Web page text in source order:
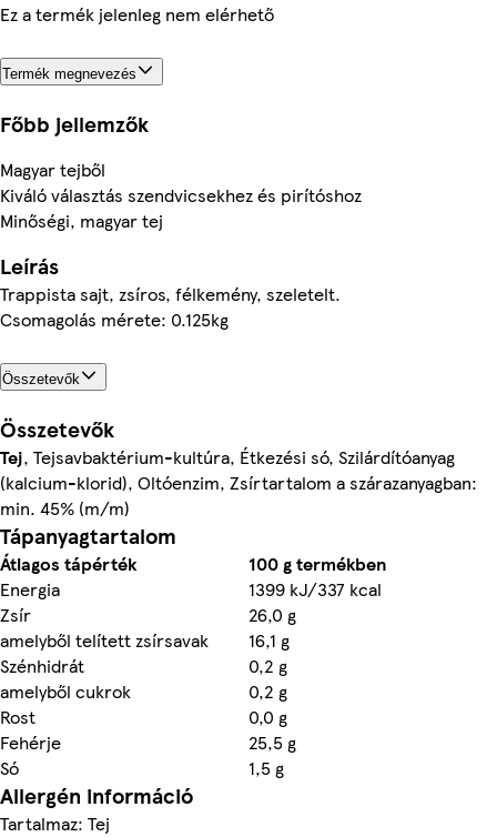
Ez a termék jelenleg nem elérhető
Termék megnevezés
Főbb jellemzők
Magyar tejből
Kiváló választás szendvicsekhez és pirítóshoz
Minőségi, magyar tej
Leírás
Trappista sajt, zsíros, félkemény, szeletelt.
Csomagolás mérete: 0.125kg
Összetevők
Összetevők
Tej, Tejsavbaktérium-kultúra, Étkezési só, Szilárdítóanyag
(kalcium-klorid), Oltóenzim, Zsírtartalom a szárazanyagban:
min. 45% (m/m)
Tápanyagtartalom
Átlagos tápérték
100 g termékben
Energia
1399 kJ/337 kcal
Zsír
26,0 g
amelyből telített zsírsavak
16,1 g
Szénhidrát
0,2 g
amelyből cukrok
0,2 g
Rost
0,0 g
Fehérje
25,5 g
Só
1,5 g
Allergén információ
Tartalmaz: Tej